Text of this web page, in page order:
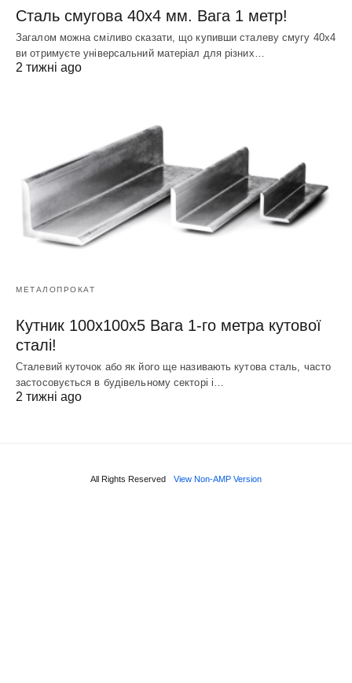
Сталь смугова 40х4 мм. Вага 1 метр!
Загалом можна сміливо сказати, що купивши сталеву смугу 40х4
ви отримуєте універсальний матеріал для різних…
2 тижні ago
МЕТАЛОПРОКАТ
Кутник 100х100х5 Вага 1-го метра кутової
сталі!
Сталевий куточок або як його ще називають кутова сталь, часто
застосовується в будівельному секторі і…
2 тижні ago
All Rights Reserved View Non-AMP Version